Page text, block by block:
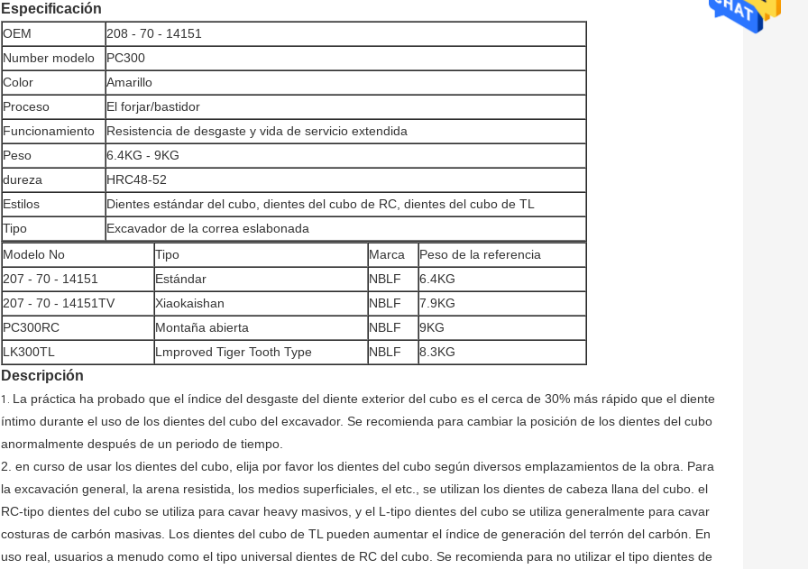
Especificación
OEM
208 - 70 - 14151
Number modelo
PC300
Color
Amarillo
Proceso
El forjar/bastidor
Funcionamiento
Resistencia de desgaste y vida de servicio extendida
Peso
6.4KG - 9KG
dureza
HRC48-52
Estilos
Dientes estándar del cubo, dientes del cubo de RC, dientes del cubo de TL
Tipo
Excavador de la correa eslabonada
Modelo No
Tipo Marca
Peso de la referencia
207 - 70 - 14151
Estándar NBLF
6.4KG
207 - 70 - 14151TV
Xiaokaishan NBLF
7.9KG
PC300RC
Montaña abierta NBLF
9KG
LK300TL
Lmproved Tiger Tooth Type NBLF 8.3KG
Descripción
1. La práctica ha probado que el índice del desgaste del diente exterior del cubo es el cerca de 30% más rápido que el diente
íntimo durante el uso de los dientes del cubo del excavador. Se recomienda para cambiar la posición de los dientes del cubo
anormalmente después de un periodo de tiempo.
2. en curso de usar los dientes del cubo, elija por favor los dientes del cubo según diversos emplazamientos de la obra. Para
la excavación general, la arena resistida, los medios superficiales, el etc., se utilizan los dientes de cabeza llana del cubo. el
RC-tipo dientes del cubo se utiliza para cavar heavy masivos, y el L-tipo dientes del cubo se utiliza generalmente para cavar
costuras de carbón masivas. Los dientes del cubo de TL pueden aumentar el índice de generación del terrón del carbón. En
uso real, usuarios a menudo como el tipo universal dientes de RC del cubo. Se recomienda para no utilizar el tipo dientes de